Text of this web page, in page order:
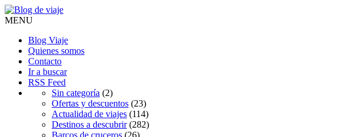
MENU
Blog Viaje
Quienes somos
Contacto
Ir a buscar
RSS Feed
Sin categoría (2)
Ofertas y descuentos (23)
Actualidad de viajes (114)
Destinos a descubrir(282)
Barcos de cruceros (26)